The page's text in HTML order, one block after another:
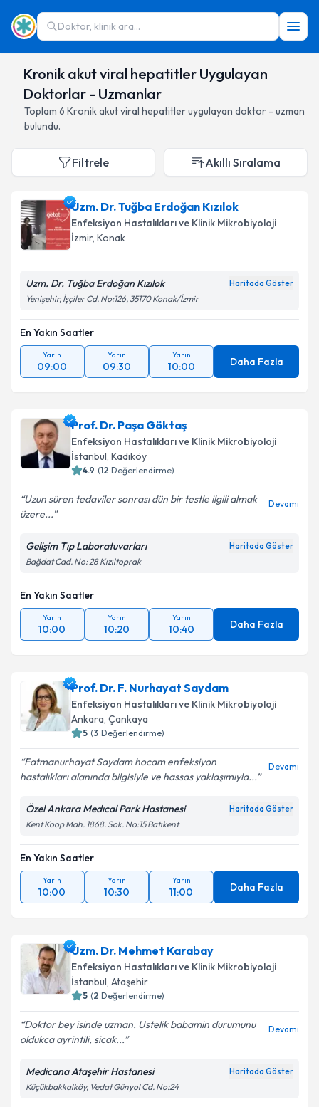
Doktor, klinik ara...
Kronik akut viral hepatitler Uygulayan
Doktorlar - Uzmanlar
Toplam 6 Kronik akut viral hepatitleruygulayan doktor - uzman
bulundu.
Filtrele Akıllı Sıralama
Uzm. Dr. Tuğba Erdoğan Kızılok
Enfeksiyon Hastalıkları ve Klinik Mikrobiyoloji
İzmir, Konak
Uzm. Dr. Tuğba Erdoğan Kızılok Haritada Göster
Yenişehir, İşçiler Cd. No:126, 35170 Konak/İzmir
En Yakın Saatler
Yarın
09:00
Yarın
09:30
Yarın
10:00 Daha Fazla
Prof. Dr. Paşa Göktaş
Enfeksiyon Hastalıkları ve Klinik Mikrobiyoloji
İstanbul, Kadıköy
4.9 (12 Değerlendirme)
Uzun süren tedaviler sonrası dün bir testle ilgili almak
üzere...
Devamı
Gelişim Tıp Laboratuvarları Haritada Göster
Bağdat Cad. No: 28 Kızıltoprak
En Yakın Saatler
Yarın
10:00
Yarın
10:20
Yarın
10:40 Daha Fazla
Prof. Dr. F. Nurhayat Saydam
Enfeksiyon Hastalıkları ve Klinik Mikrobiyoloji
Ankara, Çankaya
5 (3 Değerlendirme)
Fatmanurhayat Saydam hocam enfeksiyon
hastalıkları alanında bilgisiyle ve hassas yaklaşımıyla...
Devamı
Özel Ankara Medıcal Park Hastanesi Haritada Göster
Kent Koop Mah. 1868. Sok. No:15 Batıkent
En Yakın Saatler
Yarın
10:00
Yarın
10:30
Yarın
11:00 Daha Fazla
Uzm. Dr. Mehmet Karabay
Enfeksiyon Hastalıkları ve Klinik Mikrobiyoloji
İstanbul, Ataşehir
5 (2 Değerlendirme)
Doktor bey isinde uzman. Ustelik babamin durumunu
oldukca ayrintili, sicak...
Devamı
Medicana Ataşehir Hastanesi Haritada Göster
Küçükbakkalköy, Vedat Günyol Cd. No:24